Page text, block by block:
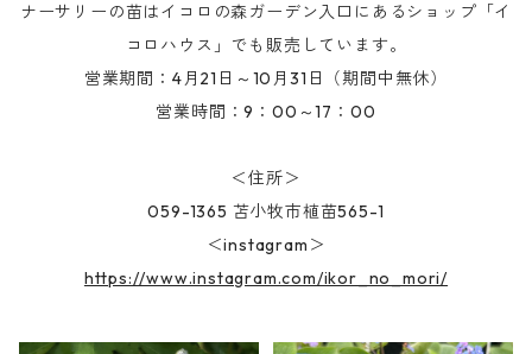
ナーサリーの苗はイコロの森ガーデン入口にあるショップ「イ
コロハウス」でも販売しています。
営業期間：4月21日～10月31日（期間中無休）
営業時間：9：00～17：00
＜住所＞
059-1365 苫小牧市植苗565-1
＜instagram＞
https://www.instagram.com/ikor_no_mori/